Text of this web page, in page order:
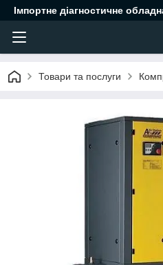
Імпортне діагностичне
Товари та послуги